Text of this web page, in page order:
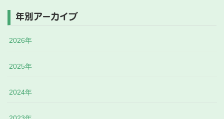
年別アーカイブ
2026年
2025年
2024年